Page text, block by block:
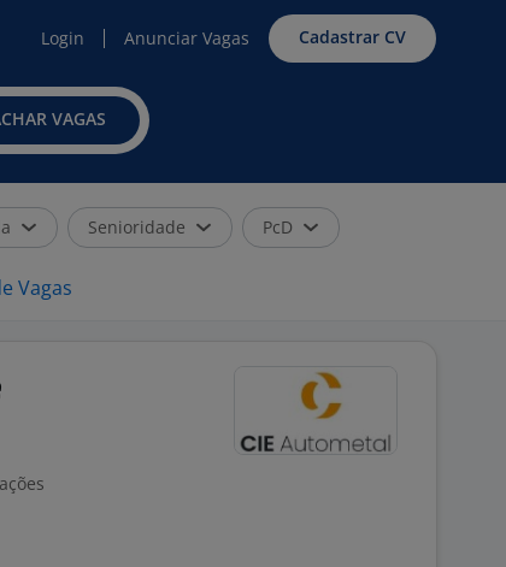
Login Anunciar Vagas Cadastrar CV
VAGAS
Senioridade PcD
Vagas